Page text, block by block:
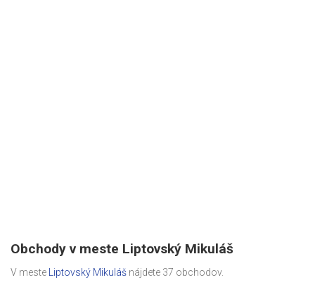
Obchody v meste Liptovský Mikuláš
V meste Liptovský Mikuláš nájdete 37 obchodov.